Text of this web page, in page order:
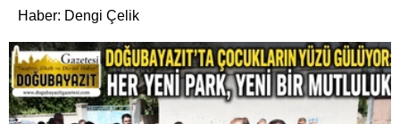
Haber: Dengi Çelik